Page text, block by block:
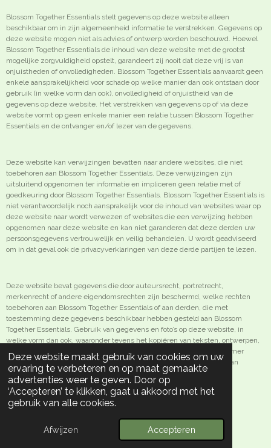
Deze website maakt gebruik van cookies om uw
ervaring te verbeteren en op maat gemaakte
advertenties weer te geven. Door op
‘Accepteren’ te klikken, gaat u akkoord met het
gebruik van alle cookies.
Afwijzen Accepteren
Blossom Together Essentials stelt gegevens op deze website alleen
beschikbaar om in zijn algemeenheid informatie te verstrekken. Gegevens op
deze website mogen niet als advies of ontwerp worden beschouwd. Hoewel
Blossom Together Essentials de inhoud van deze website met de grootst
mogelijke zorgvuldigheid opstelt, garandeert zij nooit dat deze vrij is van
onjuistheden of onvolledigheden. Blossom Together Essentials aanvaardt geen
enkele aansprakelijkheid voor schade op welke manier dan ook ontstaan door
gebruik (in welke vorm dan ook), onvolledigheid of onjuistheid van de
gegevens op deze website. Het verstrekken van gegevens op of via deze
website vormt op geen enkele manier een relatie tussen Blossom Together
Essentials en de ontvanger en/of lezer van de gegevens.
Deze website kan verwijzingen bevatten naar andere websites, die niet
toebehoren aan Blossom Together Essentials. Deze verwijzingen zijn
uitsluitend opgenomen ter informatie en impliceren geen relatie met of
goedkeuring door Blossom Together Essentials. Blossom Together Essentials is
niet verantwoordelijk noch aansprakelijk voor de inhoud van websites waar op
deze website naar wordt verwezen of websites die een verwijzing hebben
opgenomen naar deze website en kan niet garanderen dat deze derden uw
persoonsgegevens vertrouwelijk en veilig behandelen. U wordt geadviseerd
om in dat geval ook de privacyverklaringen van deze derde partijen te lezen.
Deze website bevat gegevens die door auteursrecht, portretrecht,
merkenrecht of andere eigendomsrechten zijn beschermd, welke rechten
toebehoren aan Blossom Together Essentials of aan derden, die met
toestemming deze gegevens beschikbaar hebben gesteld aan Blossom
Together Essentials. Gebruik van gegevens en foto’s op deze website, in
welke vorm dan ook, waaronder tevens het kopiëren van teksten, ontwerpen,
algemene voorwaarden, privacyverklaring en deze disclaimer, is nimmer
toegestaan, behoudens na voorafgaande schriftelijke toestemming van
Blossom Together Essentials.
© 2024 - 2026 Blossom Together Essentials
JouwWeb